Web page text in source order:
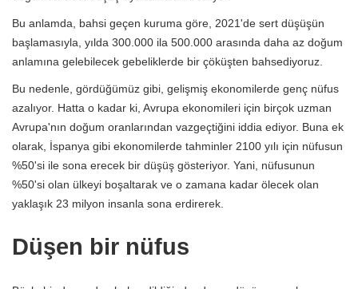
Bu anlamda, bahsi geçen kuruma göre, 2021'de sert düşüşün
başlamasıyla, yılda 300.000 ila 500.000 arasında daha az doğum
anlamına gelebilecek gebeliklerde bir çöküşten bahsediyoruz.
Bu nedenle, gördüğümüz gibi, gelişmiş ekonomilerde genç nüfus
azalıyor. Hatta o kadar ki, Avrupa ekonomileri için birçok uzman
Avrupa'nın doğum oranlarından vazgeçtiğini iddia ediyor. Buna ek
olarak, İspanya gibi ekonomilerde tahminler 2100 yılı için nüfusun
%50'si ile sona erecek bir düşüş gösteriyor. Yani, nüfusunun
%50'si olan ülkeyi boşaltarak ve o zamana kadar ölecek olan
yaklaşık 23 milyon insanla sona erdirerek.
Düşen bir nüfus